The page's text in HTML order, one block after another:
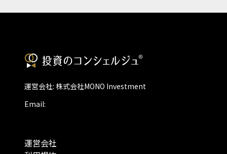
運営会社: 株式会社MONO Investment
Email:
運営会社